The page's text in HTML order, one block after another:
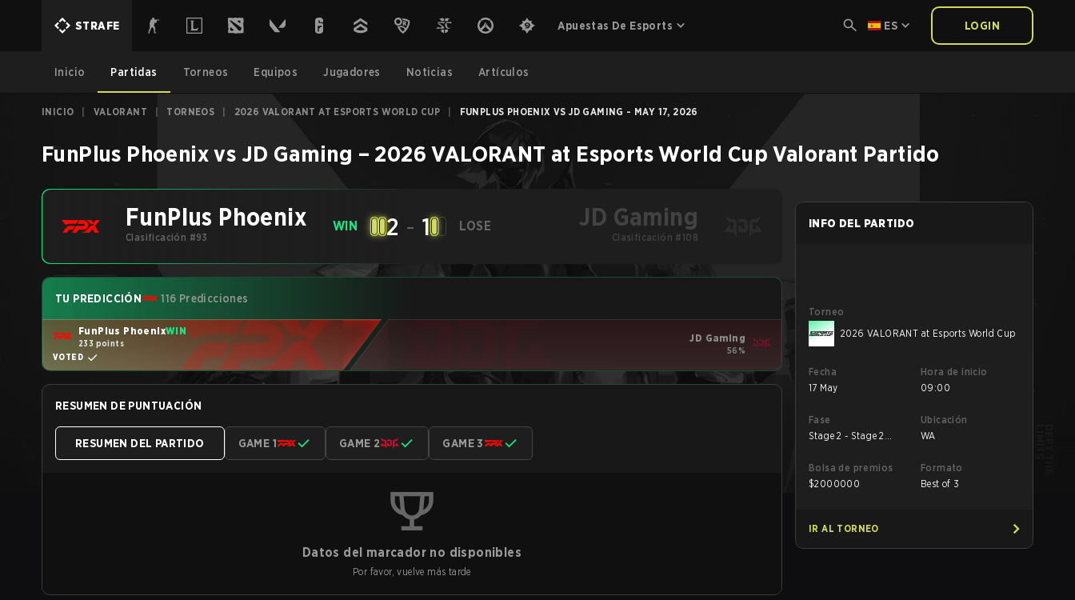
STRAFE Apuestas De Esports ES LOGIN
Inicio Partidas Torneos Equipos Jugadores Noticias Artículos
INICIO VALORANT TORNEOS 2026 VALORANT AT ESPORTS WORLD CUP FUNPLUS PHOENIX VS JD GAMING - MAY 17, 2026
FunPlus Phoenixvs JD Gaming – 2026 VALORANT at Esports World Cup Valorant Partido
FunPlus Phoenix
Clasificación #93
WIN 2 - 1 LOSE JD Gaming
Clasificación #108
TU PREDICCIÓN 116 Predicciones
FunPlus PhoenixWIN
233 points
VOTED
JD Gaming
56%
RESUMEN DE PUNTUACIÓN
RESUMEN DEL PARTIDO GAME 1 GAME 2 GAME 3
Datos del marcador no disponibles
Por favor, vuelve más tarde
INFO DEL PARTIDO
Torneo
2026 VALORANT at Esports World Cup
Fecha
17 May
Hora de inicio
09:00
Fase
Stage 2 - Stage 2
Ubicación
WA
Bolsa de premios
$2000000
Formato
Best of 3
IR AL TORNEO